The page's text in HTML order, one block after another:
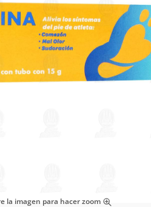
la imagen para hacer zoom